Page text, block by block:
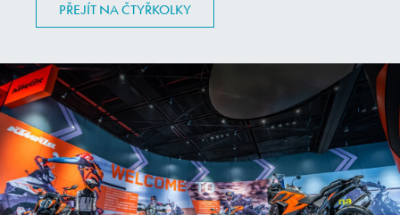
PŘEJÍT NA ČTYŘKOLKY